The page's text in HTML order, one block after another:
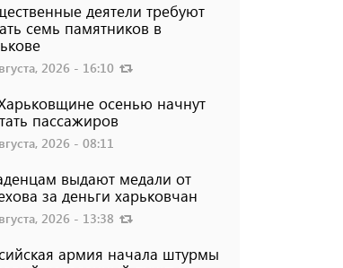
деятели требуют
семь памятников в
2026 - 16:10
осенью начнут
пассажиров
2026 - 08:11
выдают медали от
за деньги харьковчан
2026 - 13:38
армия начала штурмы